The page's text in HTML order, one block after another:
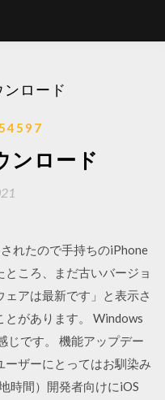
ロード
ンロード
れたので手持ちのiPhone
ころ、まだ古いバージョ
アは最新です」と表示さ
があります。 Windows
じです。 機能アップデー
ーザーにとってはお馴染み
時間）開発者向けにiOS